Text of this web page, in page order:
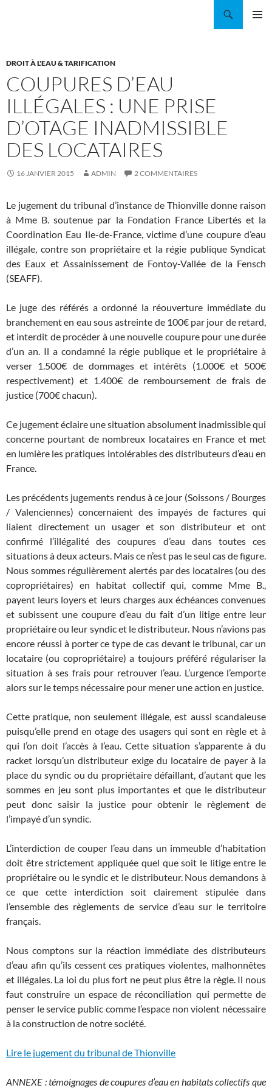
DROIT À L'EAU & TARIFICATION
COUPURES D’EAU
ILLÉGALES : UNE PRISE
D’OTAGE INADMISSIBLE
DES LOCATAIRES
16 JANVIER 2015 ADMIN 2 COMMENTAIRES
Le jugement du tribunal d’instance de Thionville donne raison
à Mme B. soutenue par la Fondation France Libertés et la
Coordination Eau Ile-de-France, victime d’une coupure d’eau
illégale, contre son propriétaire et la régie publique Syndicat
des Eaux et Assainissement de Fontoy-Vallée de la Fensch
(SEAFF).
Le juge des référés a ordonné la réouverture immédiate du
branchement en eau sous astreinte de 100€ par jour de retard,
et interdit de procéder à une nouvelle coupure pour une durée
d’un an. Il a condamné la régie publique et le propriétaire à
verser 1.500€ de dommages et intérêts (1.000€ et 500€
respectivement) et 1.400€ de remboursement de frais de
justice (700€ chacun).
Ce jugement éclaire une situation absolument inadmissible qui
concerne pourtant de nombreux locataires en France et met
en lumière les pratiques intolérables des distributeurs d’eau en
France.
Les précédents jugements rendus à ce jour (Soissons / Bourges
/ Valenciennes) concernaient des impayés de factures qui
liaient directement un usager et son distributeur et ont
confirmé l’illégalité des coupures d’eau dans toutes ces
situations à deux acteurs. Mais ce n’est pas le seul cas de figure.
Nous sommes régulièrement alertés par des locataires (ou des
copropriétaires) en habitat collectif qui, comme Mme B.,
payent leurs loyers et leurs charges aux échéances convenues
et subissent une coupure d’eau du fait d’un litige entre leur
propriétaire ou leur syndic et le distributeur. Nous n’avions pas
encore réussi à porter ce type de cas devant le tribunal, car un
locataire (ou copropriétaire) a toujours préféré régulariser la
situation à ses frais pour retrouver l’eau. L’urgence l’emporte
alors sur le temps nécessaire pour mener une action en justice.
Cette pratique, non seulement illégale, est aussi scandaleuse
puisqu’elle prend en otage des usagers qui sont en règle et à
qui l’on doit l’accès à l’eau. Cette situation s’apparente à du
racket lorsqu’un distributeur exige du locataire de payer à la
place du syndic ou du propriétaire défaillant, d’autant que les
sommes en jeu sont plus importantes et que le distributeur
peut donc saisir la justice pour obtenir le règlement de
l’impayé d’un syndic.
L’interdiction de couper l’eau dans un immeuble d’habitation
doit être strictement appliquée quel que soit le litige entre le
propriétaire ou le syndic et le distributeur. Nous demandons à
ce que cette interdiction soit clairement stipulée dans
l’ensemble des règlements de service d’eau sur le territoire
français.
Nous comptons sur la réaction immédiate des distributeurs
d’eau afin qu’ils cessent ces pratiques violentes, malhonnêtes
et illégales. La loi du plus fort ne peut plus être la règle. Il nous
faut construire un espace de réconciliation qui permette de
penser le service public comme l’espace non violent nécessaire
à la construction de notre société.
Lire le jugement du tribunal de Thionville
ANNEXE : témoignages de coupures d’eau en habitats collectifs que